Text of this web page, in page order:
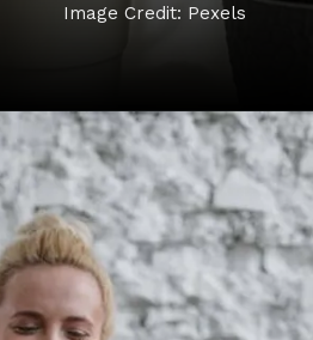
Image Credit: Pexels